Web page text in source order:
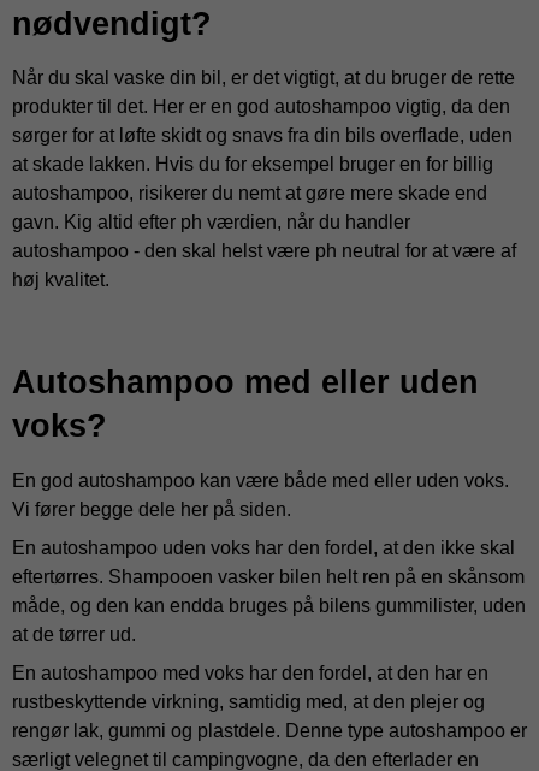
nødvendigt?
Når du skal vaske din bil, er det vigtigt, at du bruger de rette
produkter til det. Her er en god autoshampoo vigtig, da den
sørger for at løfte skidt og snavs fra din bils overflade, uden
at skade lakken. Hvis du for eksempel bruger en for billig
autoshampoo, risikerer du nemt at gøre mere skade end
gavn. Kig altid efter ph værdien, når du handler
autoshampoo - den skal helst være ph neutral for at være af
høj kvalitet.
Autoshampoo med eller uden
voks?
En god autoshampoo kan være både med eller uden voks.
Vi fører begge dele her på siden.
En autoshampoo uden voks har den fordel, at den ikke skal
eftertørres. Shampooen vasker bilen helt ren på en skånsom
måde, og den kan endda bruges på bilens gummilister, uden
at de tørrer ud.
En autoshampoo med voks har den fordel, at den har en
rustbeskyttende virkning, samtidig med, at den plejer og
rengør lak, gummi og plastdele. Denne type autoshampoo er
særligt velegnet til campingvogne, da den efterlader en